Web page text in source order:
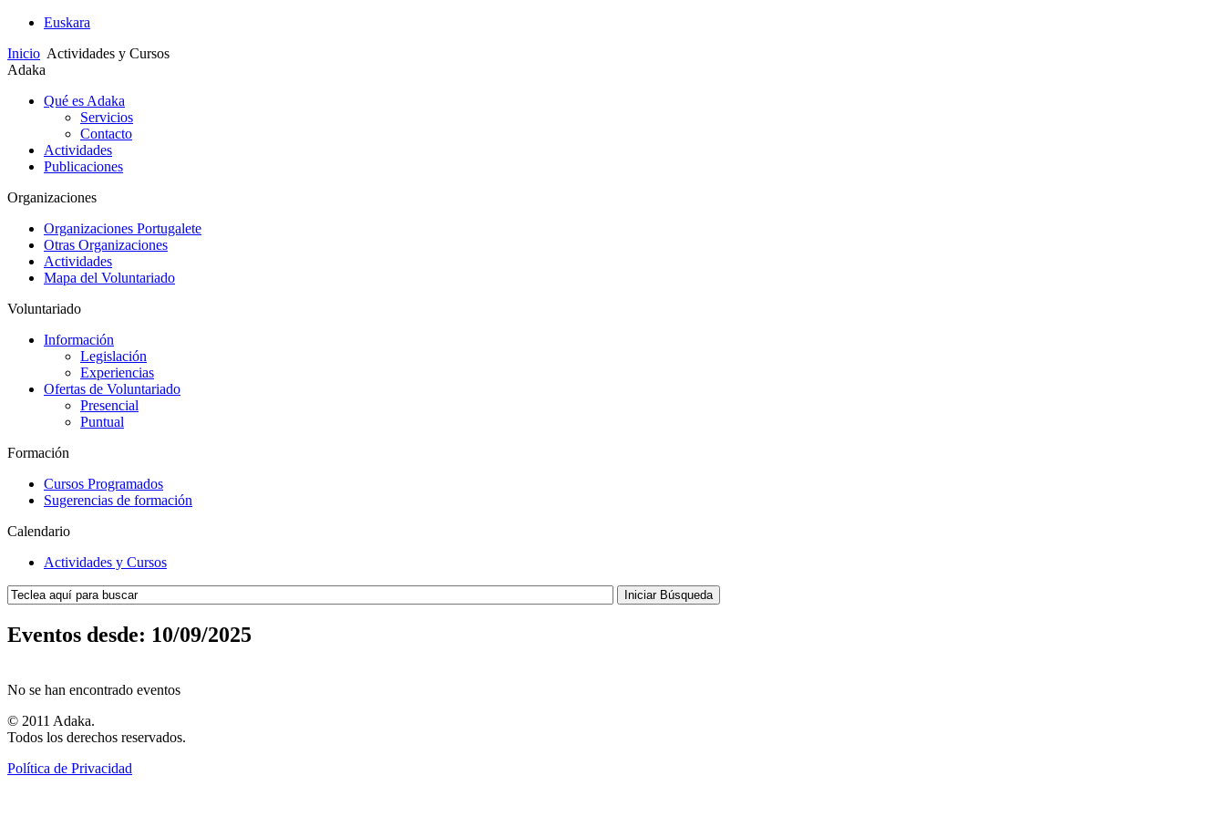
Euskara
Inicio Actividades y Cursos
Adaka
Qué es Adaka
Servicios
Contacto
Actividades
Publicaciones
Organizaciones
Organizaciones Portugalete
Otras Organizaciones
Actividades
Mapa del Voluntariado
Voluntariado
Información
Legislación
Experiencias
Ofertas de Voluntariado
Presencial
Puntual
Formación
Cursos Programados
Sugerencias de formación
Calendario
Actividades y Cursos
Eventos desde: 10/09/2025
No se han encontrado eventos
© 2011 Adaka.
Todos los derechos reservados.
Política de Privacidad